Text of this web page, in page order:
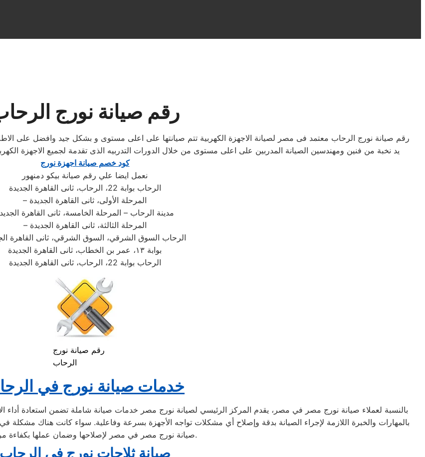
رقم صيانة نورج
رقم صيانة نورج الرحاب معتمد فى مصر لصيانة الاجهزة الكهربية تتم صيانتها على اعلى مستوى و بشكل جيد وافضل على
يد نخبة من فنين ومهندسين الصيانة المدربين على اعلى مستوى من خلال الدورات التدربيه الذى تقدمة لجميع الاجهزة
كود خصم صيانة اجهزة نورج
نعمل ايضا علي رقم صيانة بيكو دمنهور
الرحاب بوابة 22، الرحاب، ثانى القاهرة الجديدة
– المرحلة الأولى، ثانى القاهرة الجديدة
مدينة الرحاب – المرحلة الخامسة، ثانى القاهرة
– المرحلة الثالثة، ثانى القاهرة الجديدة
الرحاب السوق الشرقي، السوق الشرقي، ثانى القاهرة
بوابة ١٣، عمر بن الخطاب، ثانى القاهرة الجديدة
الرحاب بوابة 22، الرحاب، ثانى القاهرة الجديدة
رقم صيانة نورج
الرحاب
خدمات صيانة نورج في
بالنسبة لعملاء صيانة نورج مصر في مصر، يقدم المركز الرئيسي لصيانة نورج مصر خدمات صيانة شاملة تضمن استعادة أداء
بالمهارات والخبرة اللازمة لإجراء الصيانة بدقة وإصلاح أي مشكلات تواجه الأجهزة بسرعة وفاعلية. سواء كانت هناك مشكلة
صيانة نورج مصر في مصر لإصلاحها وضمان عملها بكفاءة مرة أخرى.
صيانة ثلاجات نورج في الرحاب